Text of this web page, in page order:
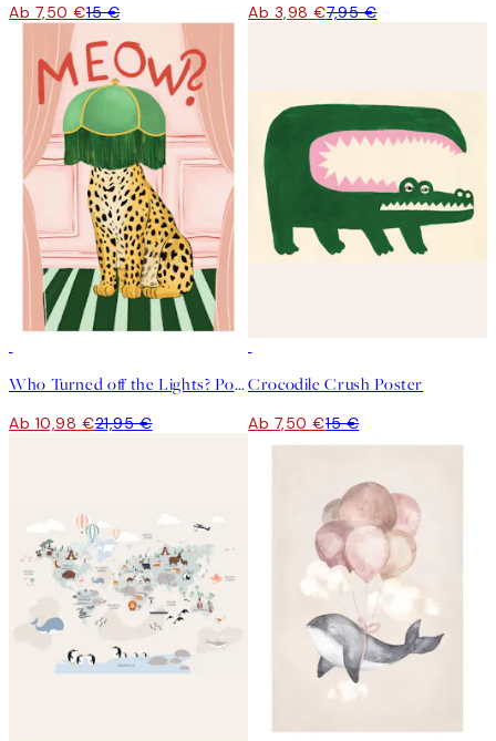
Ab 7,50 €15 € Ab 3,98 €7,95 €
Who Turned off the Lights? Poster
Ab 10,98 €21,95 €
Crocodile Crush Poster
Ab 7,50 €15 €